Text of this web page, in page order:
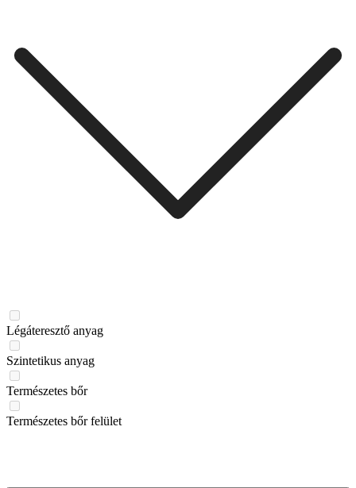
Légáteresztő anyag
Szintetikus anyag
Természetes bőr
Természetes bőr felület